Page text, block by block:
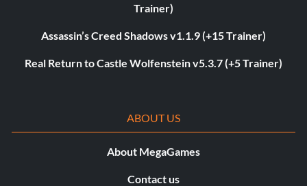
Trainer)
Assassin’s Creed Shadows v1.1.9 (+15 Trainer)
Real Return to Castle Wolfenstein v5.3.7 (+5 Trainer)
ABOUT US
About MegaGames
Contact us